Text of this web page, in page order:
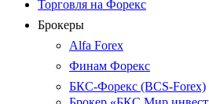
Торговля на Форекс
Брокеры
Alfa Forex
Финам Форекс
БКС-Форекс (BCS-Forex)